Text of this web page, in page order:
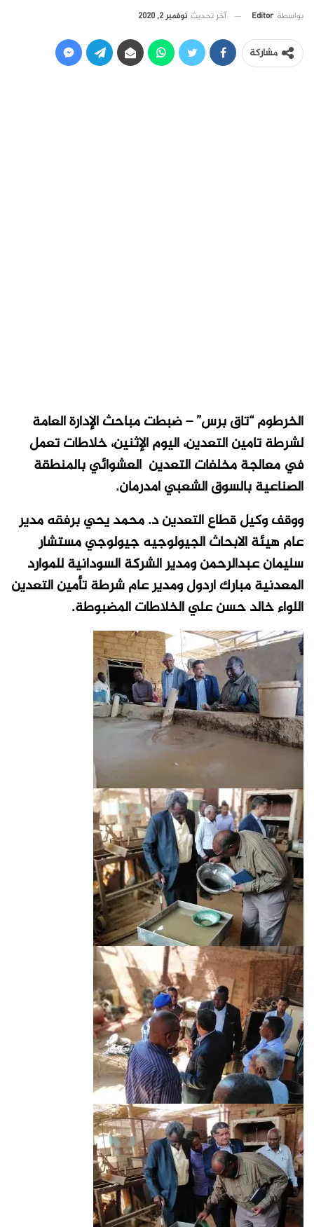
بواسطة Editor آخر تحديث نوفمبر 2, 2020
مشاركة
الخرطوم “تاق برس” – ضبطت مباحث الإدارة العامة
لشرطة تامين التعدين، اليوم الإثنين، خلاطات تعمل
في معالجة مخلفات التعدين العشوائي بالمنطقة
الصناعية بالسوق الشعبي امدرمان.
ووقف وكيل قطاع التعدين د. محمد يحي برفقه مدير
عام هيئة الابحاث الجيولوجيه جيولوجي مستشار
سليمان عبدالرحمن ومدير الشركة السودانية للموارد
المعدنية مبارك اردول ومدير عام شرطة تأمين التعدين
اللواء خالد حسن علي الخلاطات المضبوطة.